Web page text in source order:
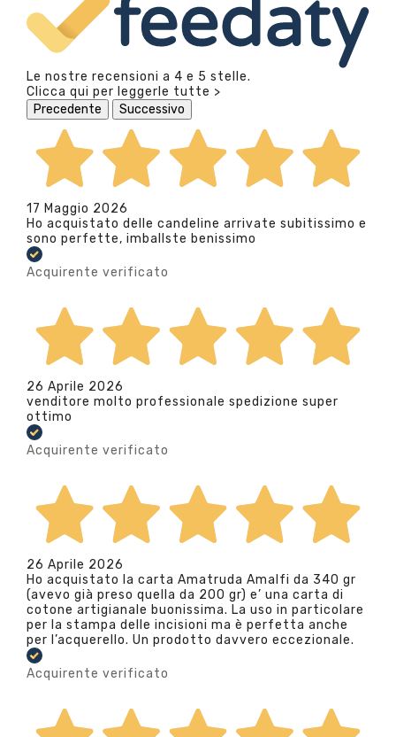
Le nostre recensioni a 4 e 5 stelle.
Clicca qui per leggerle tutte >
Precedente
Successivo
17 Maggio 2026
Ho acquistato delle candeline arrivate subitissimo e
sono perfette, imballste benissimo
Acquirente verificato
26 Aprile 2026
venditore molto professionale spedizione super
ottimo
Acquirente verificato
26 Aprile 2026
Ho acquistato la carta Amatruda Amalfi da 340 gr
(avevo già preso quella da 200 gr) e’ una carta di
cotone artigianale buonissima. La uso in particolare
per la stampa delle incisioni ma è perfetta anche
per l’acquerello. Un prodotto davvero eccezionale.
Acquirente verificato